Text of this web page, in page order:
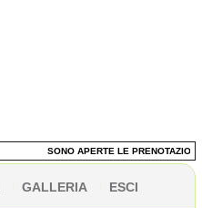
SONO APERTE LE PRENOTAZIONI
GALLERIA ESCI